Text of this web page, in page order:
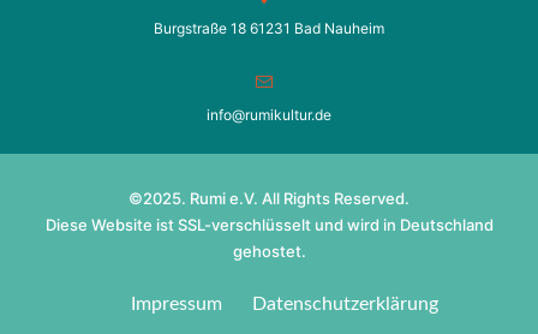
Burgstraße 18 61231 Bad Nauheim
info@rumikultur.de
©2025. Rumi e.V. All Rights Reserved.
Diese Website ist SSL-verschlüsselt und wird in Deutschland
gehostet.
Impressum Datenschutzerklärung